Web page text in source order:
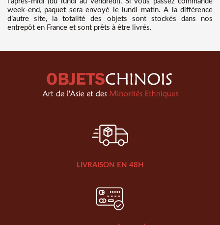
week-end, paquet sera envoyé le lundi matin. A la différence
d’autre site, la totalité des objets sont stockés dans nos
entrepôt en France et sont prêts à être livrés.
LIVRAISON EN 48H